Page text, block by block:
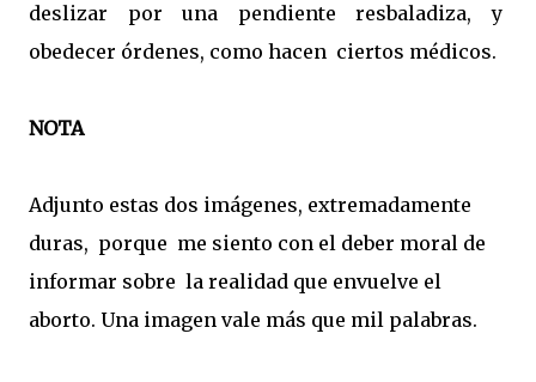
deslizar por una pendiente resbaladiza, y
obedecer órdenes, como hacen ciertos médicos.
NOTA
Adjunto estas dos imágenes, extremadamente
duras, porque me siento con el deber moral de
informar sobre la realidad que envuelve el
aborto. Una imagen vale más que mil palabras.